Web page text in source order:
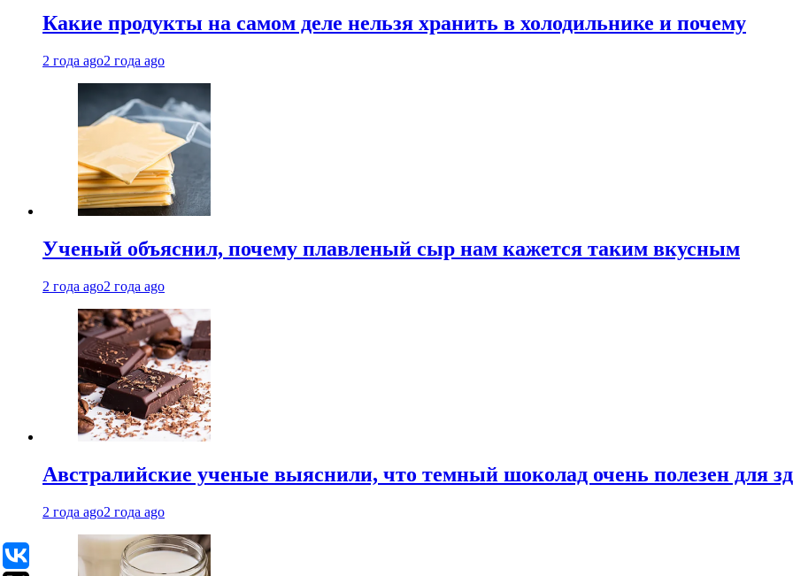
Какие продукты на самом деле нельзя хранить в холодильнике и почему
2 года ago2 года ago
Ученый объяснил, почему плавленый сыр нам кажется таким вкусным
2 года ago2 года ago
Австралийские ученые выяснили, что темный шоколад очень полезен для
2 года ago2 года ago